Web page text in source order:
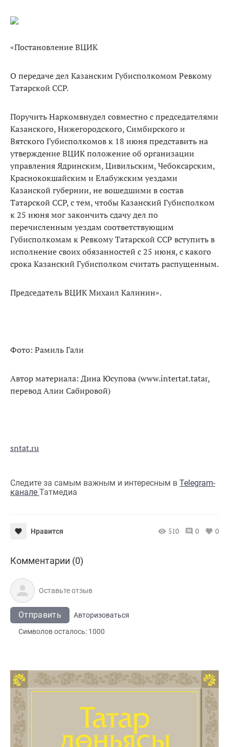
«Постановление ВЦИК
О передаче дел Казанским Губисполкомом Ревкому
Татарской ССР.
Поручить Наркомвнудел совместно с председателями
Казанского, Нижегородского, Симбирского и
Вятского Губисполкомов к 18 июня представить на
утверждение ВЦИК положение об организации
управления Ядринским, Цивильским, Чебоксарским,
Краснококшайским и Елабужским уездами
Казанской губернии, не вошедшими в состав
Татарской ССР, с тем, чтобы Казанский Губисполком
к 25 июня мог закончить сдачу дел по
перечисленным уездам соответствующим
Губисполкомам к Ревкому Татарской ССР вступить в
исполнение своих обязанностей с 25 июня, с какого
срока Казанский Губисполком считать распущенным.
Председатель ВЦИК Михаил Калинин».
Фото: Рамиль Гали
Автор материала: Дина Юсупова (www.intertat.tatar,
перевод Алии Сабировой)
sntat.ru
Следите за самым важным и интересным в Telegram-
канале Татмедиа
Нравится 510 0 0
Комментарии (0)
Отправить
Авторизоваться
Символов осталось: 1000